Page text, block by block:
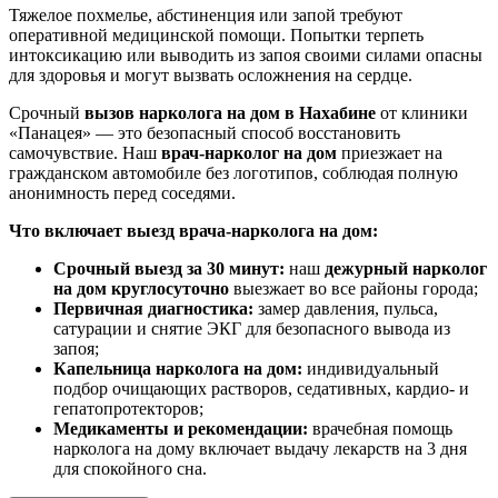
Тяжелое похмелье, абстиненция или запой требуют
оперативной медицинской помощи. Попытки терпеть
интоксикацию или выводить из запоя своими силами опасны
для здоровья и могут вызвать осложнения на сердце.
Срочный вызов нарколога на дом в Нахабине от клиники
«Панацея» — это безопасный способ восстановить
самочувствие. Наш врач-нарколог на дом приезжает на
гражданском автомобиле без логотипов, соблюдая полную
анонимность перед соседями.
Что включает выезд врача-нарколога на дом:
Срочный выезд за 30 минут: наш дежурный нарколог
на дом круглосуточно выезжает во все районы города;
Первичная диагностика: замер давления, пульса,
сатурации и снятие ЭКГ для безопасного вывода из
запоя;
Капельница нарколога на дом: индивидуальный
подбор очищающих растворов, седативных, кардио- и
гепатопротекторов;
Медикаменты и рекомендации: врачебная помощь
нарколога на дому включает выдачу лекарств на 3 дня
для спокойного сна.